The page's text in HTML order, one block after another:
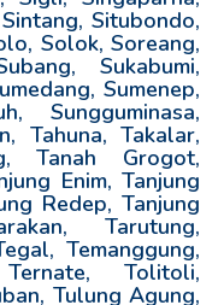
Situbondo,
Solok, Soreang,
Sukabumi,
Sumenep,
Sungguminasa,
Tahuna, Takalar,
Tanah Grogot,
Enim, Tanjung
Redep, Tanjung
Tarutung,
Temanggung,
Tolitoli,
Tulung Agung,